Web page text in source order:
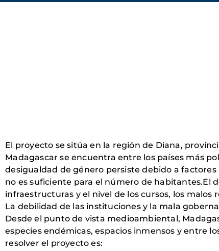
El proyecto se sitúa en la región de Diana,
Madagascar se encuentra entre los países más
desigualdad de género persiste debido a
no es suficiente para el número de habitantes.El
infraestructuras y el nivel de los cursos, los
La debilidad de las instituciones y la mala
Desde el punto de vista medioambiental,
especies endémicas, espacios inmensos y entre
resolver el proyecto es: